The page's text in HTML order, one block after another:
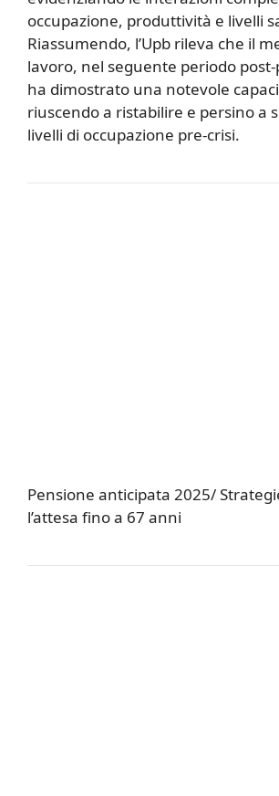
occupazione, produttività e livelli
Riassumendo, l’Upb rileva che il
lavoro, nel seguente periodo
ha dimostrato una notevole
riuscendo a ristabilire e persino a
livelli di occupazione pre-crisi.
Pensione anticipata 2025/
l’attesa fino a 67 anni